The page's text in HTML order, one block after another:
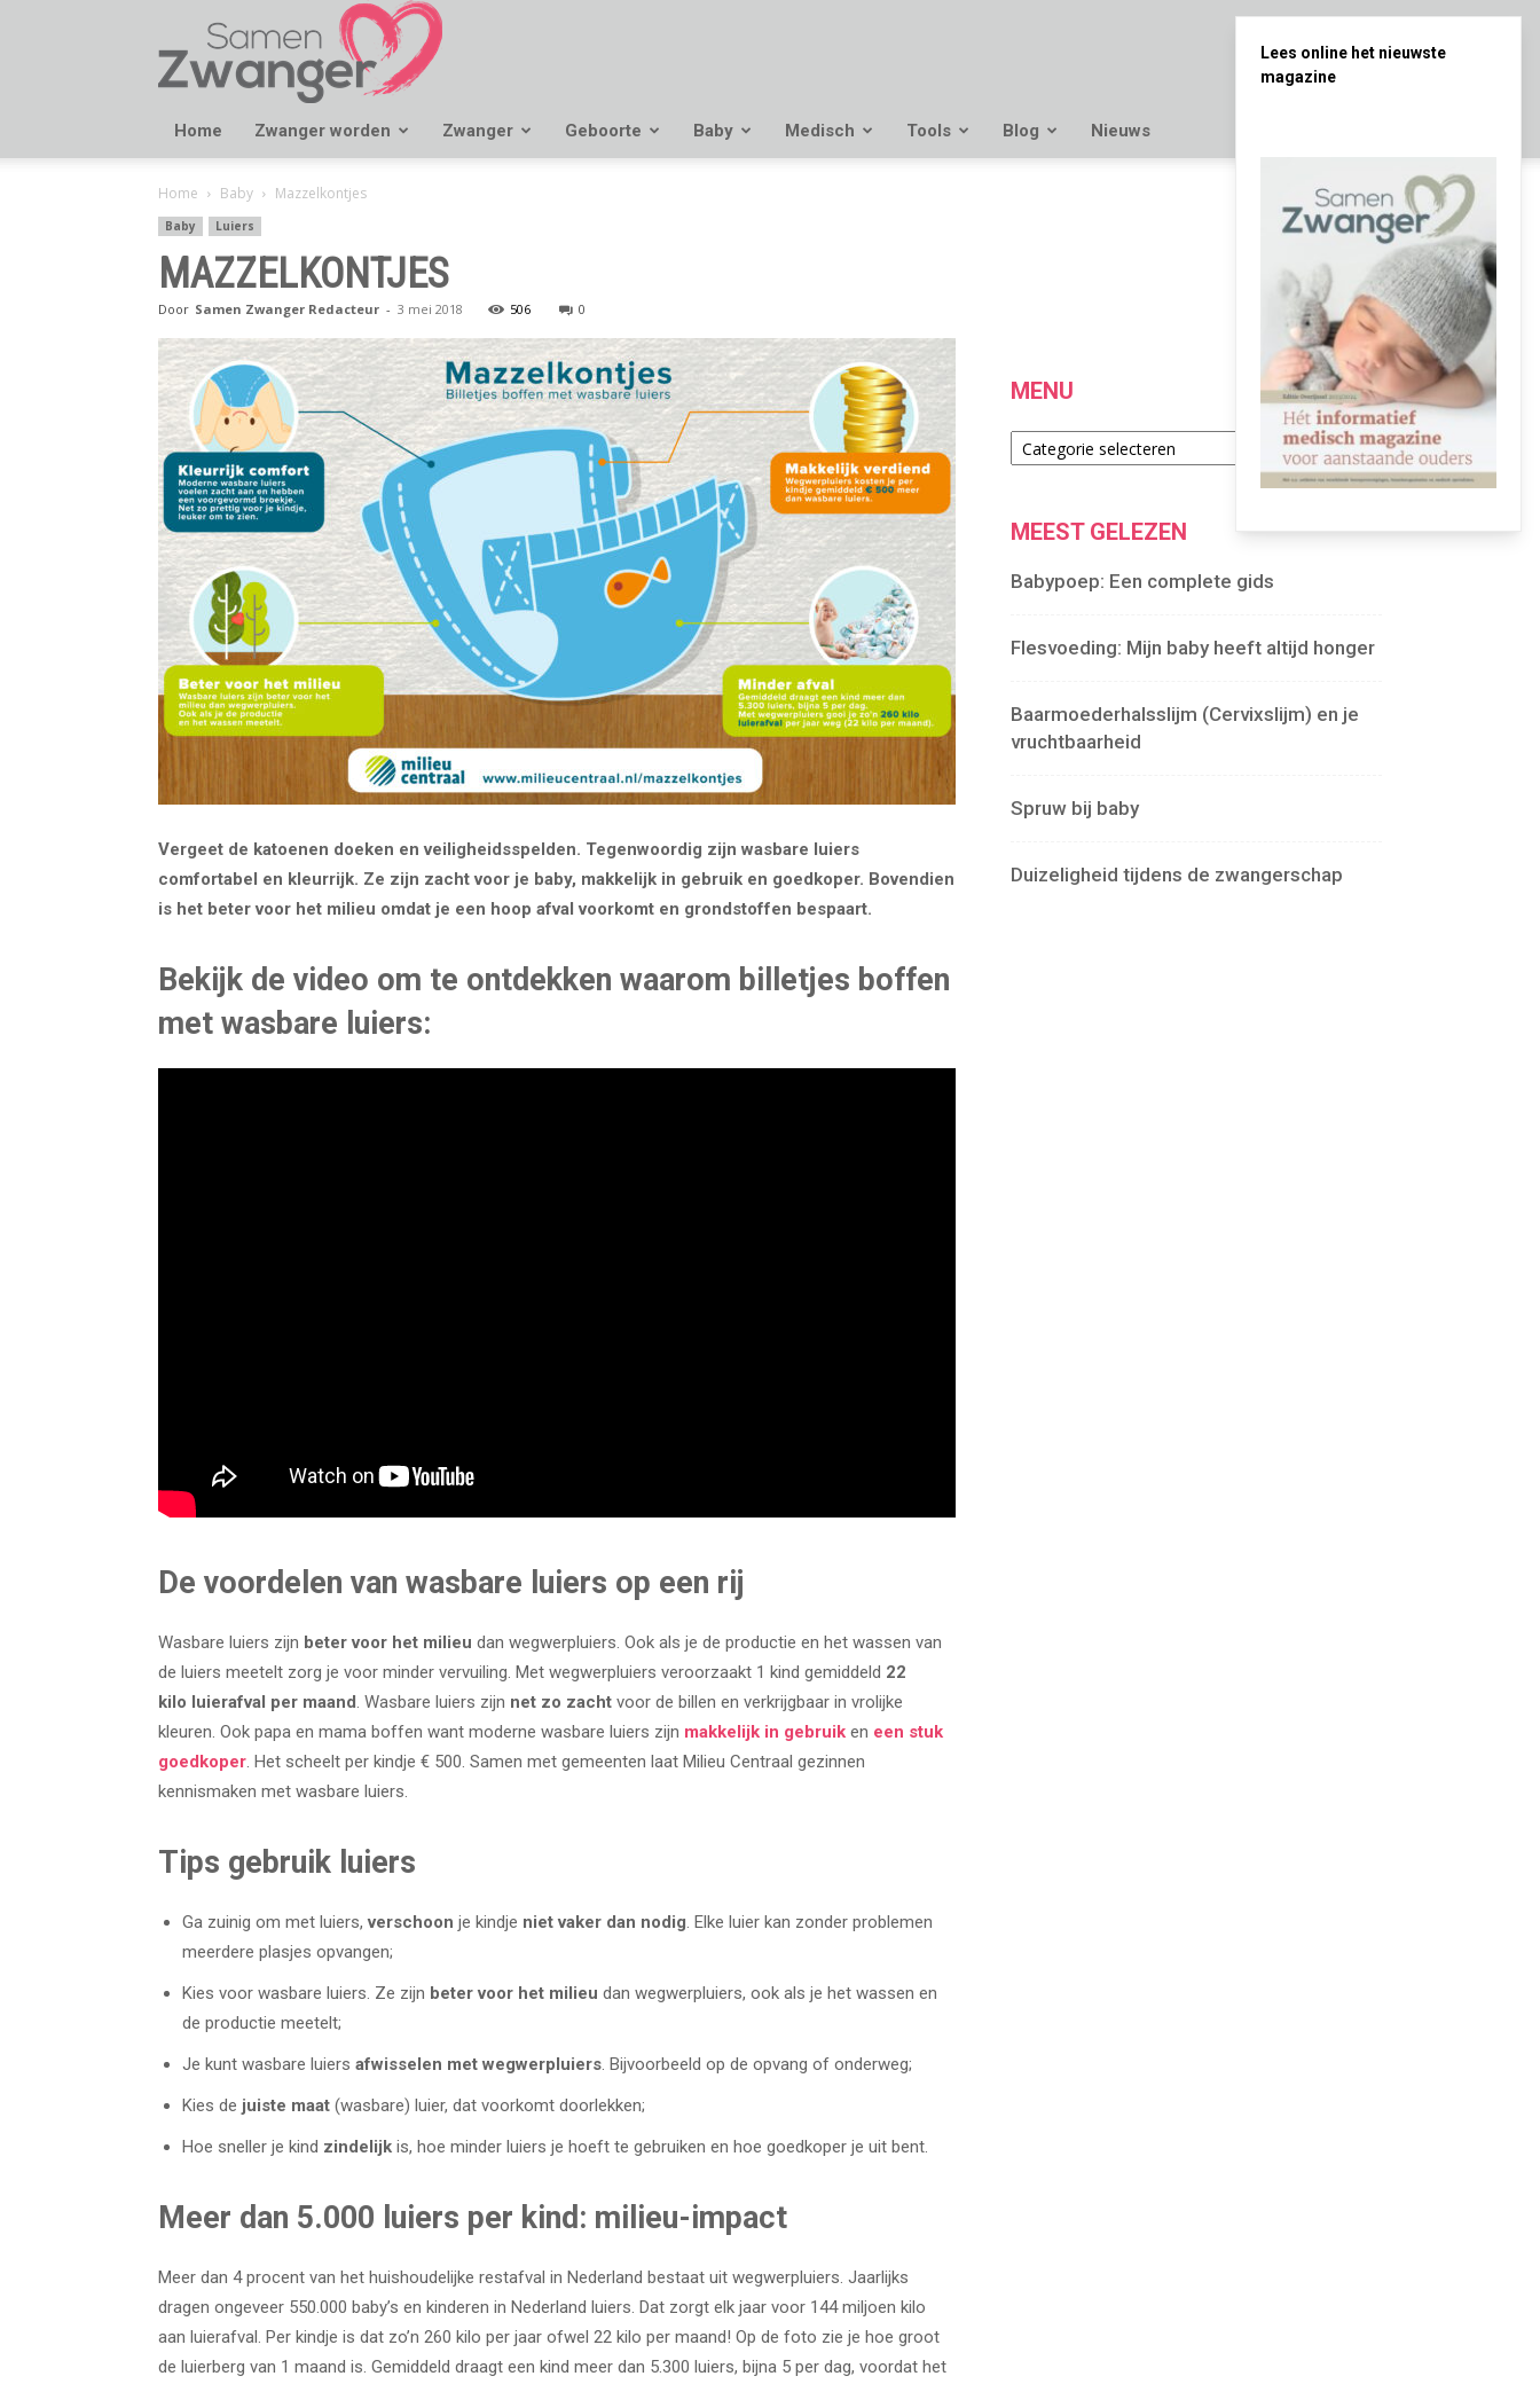
Samen
Zwanger
Home Zwanger worden Zwanger Geboorte Baby Medisch Tools Blog Nieuws
Home Baby Mazzelkontjes
Baby Luiers
MAZZELKONTJES
Door Samen Zwanger Redacteur - 3 mei 2018 506 0
Vergeet de katoenen doeken en veiligheidsspelden. Tegenwoordig zijn wasbare luiers
comfortabel en kleurrijk. Ze zijn zacht voor je baby, makkelijk in gebruik en goedkoper. Bovendien
is het beter voor het milieu omdat je een hoop afval voorkomt en grondstoffen bespaart.
Bekijk de video om te ontdekken waarom billetjes boffen
met wasbare luiers:
De voordelen van wasbare luiers op een rij
Wasbare luiers zijn beter voor het milieu dan wegwerpluiers. Ook als je de productie en het wassen van
de luiers meetelt zorg je voor minder vervuiling. Met wegwerpluiers veroorzaakt 1 kind gemiddeld 22
kilo luierafval per maand . Wasbare luiers zijn net zo zacht voor de billen en verkrijgbaar in vrolijke
kleuren. Ook papa en mama boffen want moderne wasbare luiers zijn makkelijk in gebruik en een stuk
goedkoper . Het scheelt per kindje € 500. Samen met gemeenten laat Milieu Centraal gezinnen
kennismaken met wasbare luiers.
Tips gebruik luiers
Ga zuinig om met luiers,verschoon je kindje niet vaker dan nodig . Elke luier kan zonder problemen
meerdere plasjes opvangen;
Kies voor wasbare luiers. Ze zijn beter voor het milieu dan wegwerpluiers, ook als je het wassen en
de productie meetelt;
Je kunt wasbare luiers afwisselen met wegwerpluiers . Bijvoorbeeld op de opvang of onderweg;
Kies de juiste maat (wasbare) luier, dat voorkomt doorlekken;
Hoe sneller je kind zindelijk is, hoe minder luiers je hoeft te gebruiken en hoe goedkoper je uit bent.
Meer dan 5.000 luiers per kind: milieu-impact
Meer dan 4 procent van het huishoudelijke restafval in Nederland bestaat uit wegwerpluiers. Jaarlijks
dragen ongeveer 550.000 baby’s en kinderen in Nederland luiers. Dat zorgt elk jaar voor 144 miljoen kilo
aan luierafval. Per kindje is dat zo’n 260 kilo per jaar ofwel 22 kilo per maand! Op de foto zie je hoe groot
de luierberg van 1 maand is. Gemiddeld draagt een kind meer dan 5.300 luiers, bijna 5 per dag, voordat het
MENU
Menu
MEEST GELEZEN
Babypoep: Een complete gids
Flesvoeding: Mijn baby heeft altijd honger
Baarmoederhalsslijm (Cervixslijm) en je
vruchtbaarheid
Spruw bij baby
Duizeligheid tijdens de zwangerschap
Lees online het nieuwste
magazine